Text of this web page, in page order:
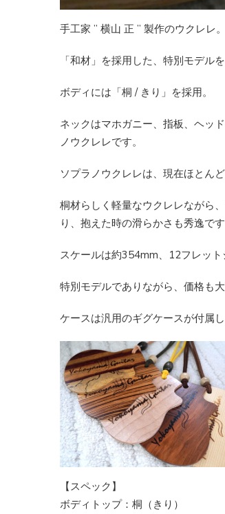
手工家 ” 横山 正 ” 製作のウクレレ。
「和材」を採用した、特別モデル
ボディには「桐 / きり」を採用。
ネックはマホガニー、指板、ヘッ
ノウクレレです。
ソプラノウクレレは、現在ほとん
桐材らしく軽量なウクレレながら
り、抱えた時の滑らかさも秀逸です
スケールは約354mm、12フレット
特別モデルでありながら、価格も
ケースは汎用のギグケースが付属
【スペック】
ボディトップ：桐（きり）